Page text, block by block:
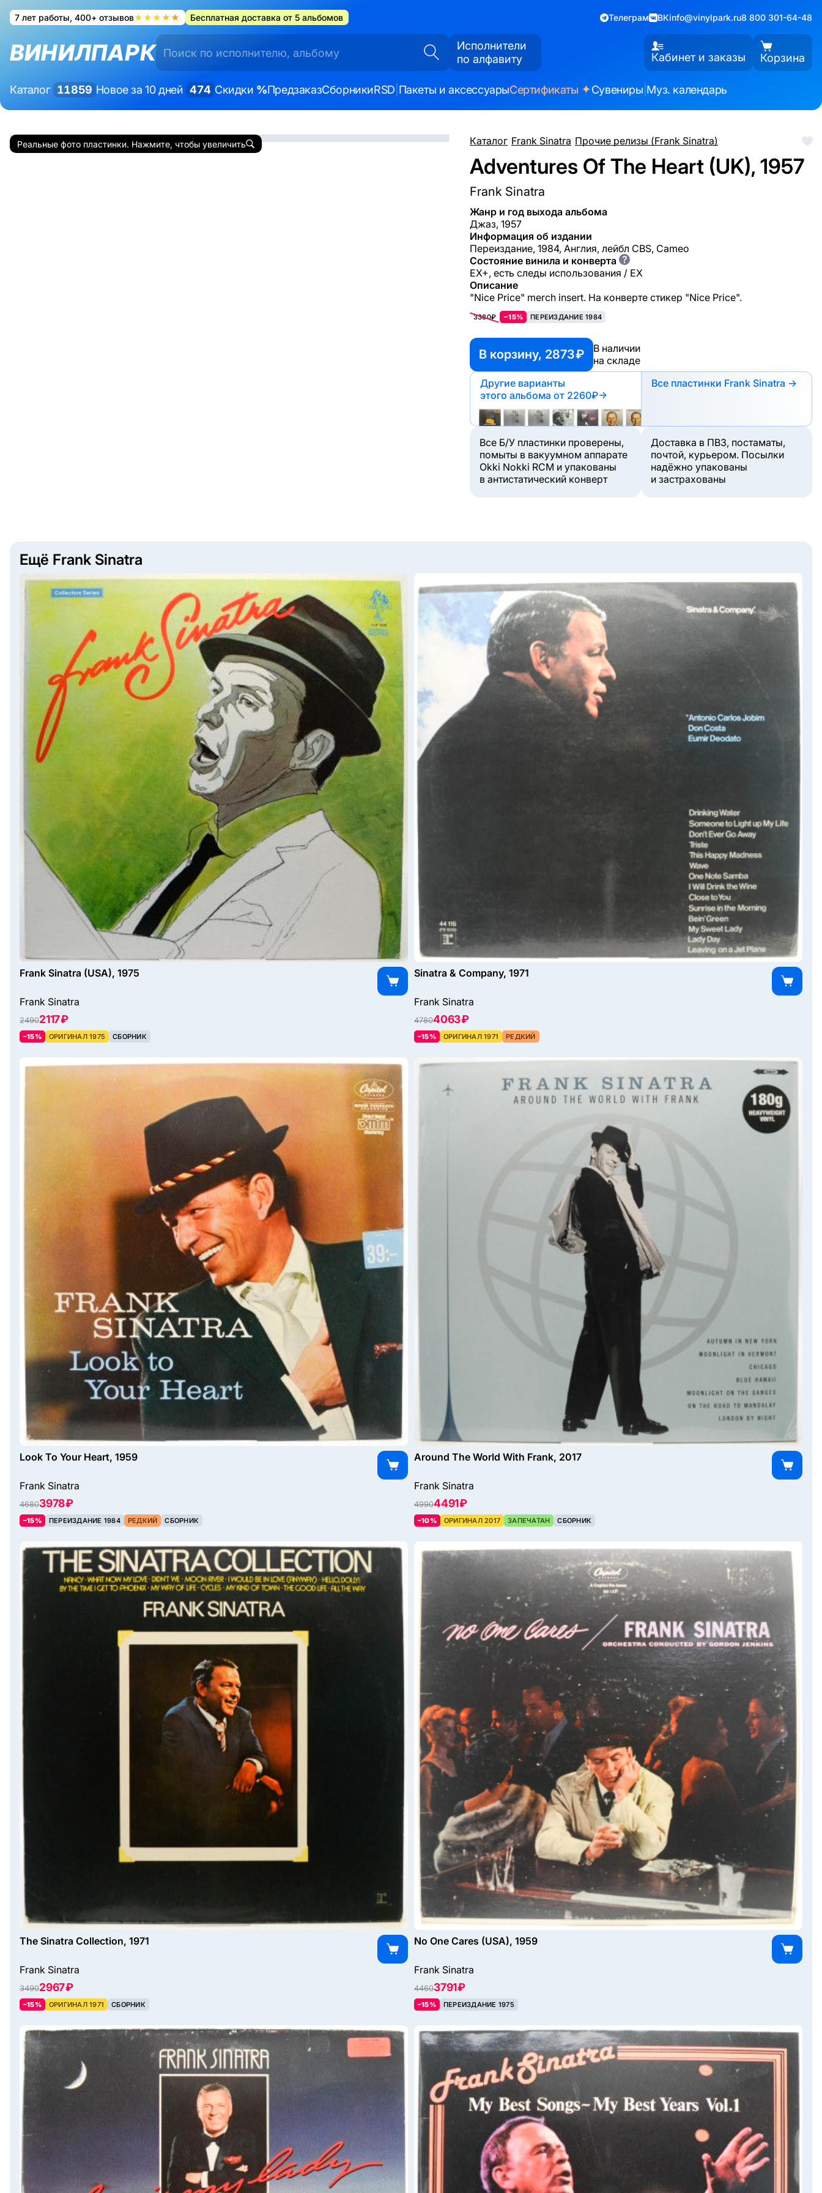
7 лет работы, 400+ отзывов★★★★★ Бесплатная доставка от 5 альбомов Телеграм ВКinfo@vinylpark.ru8 800 301-64-48
ВИНИЛПАРК
Исполнители
по алфавиту
Кабинет и заказы Корзина
Каталог 11859 Новое за 10 дней 474 Скидки %ПредзаказСборникиRSD Пакеты и аксессуарыСертификаты ✦Сувениры Муз. календарь
Каталог/Frank Sinatra/Прочие релизы (Frank Sinatra)
Adventures Of The Heart (UK), 1957
Frank Sinatra
Жанр и год выхода альбома
Джаз, 1957
Информация об издании
Переиздание, 1984, Англия, лейбл CBS, Cameo
Состояние винила и конверта ?
EX+, есть следы использования / EX
Описание
"Nice Price" merch insert. На конверте стикер "Nice Price".
3380₽ −15% ПЕРЕИЗДАНИЕ 1984
В корзину, 2873 ₽
В наличии
на складе
Другие варианты
этого альбома от 2260₽→
Все пластинки Frank Sinatra →
Все Б/У пластинки проверены,
помыты в вакуумном аппарате
Okki Nokki RCM и упакованы
в антистатический конверт
Доставка в ПВЗ, постаматы,
почтой, курьером. Посылки
надёжно упакованы
и застрахованы
Реальные фото пластинки. Нажмите, чтобы увеличить
Ещё Frank Sinatra
Frank Sinatra (USA), 1975
Frank Sinatra
24902117 ₽
–15% ОРИГИНАЛ 1975 СБОРНИК
Sinatra & Company, 1971
Frank Sinatra
47804063 ₽
–15% ОРИГИНАЛ 1971 РЕДКИЙ
Look To Your Heart, 1959
Frank Sinatra
46803978 ₽
–15% ПЕРЕИЗДАНИЕ 1984 РЕДКИЙ СБОРНИК
Around The World With Frank, 2017
Frank Sinatra
49904491 ₽
–10% ОРИГИНАЛ 2017 ЗАПЕЧАТАН СБОРНИК
The Sinatra Collection, 1971
Frank Sinatra
34902967 ₽
–15% ОРИГИНАЛ 1971 СБОРНИК
No One Cares (USA), 1959
Frank Sinatra
44603791 ₽
–15% ПЕРЕИЗДАНИЕ 1975